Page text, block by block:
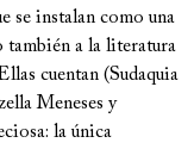
se instalan como una
a la literatura
cuentan (Sudaquia
Meneses y
la única